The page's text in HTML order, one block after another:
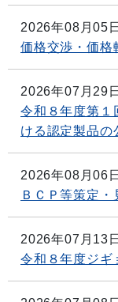
2026年08月05日
価格交渉・価格
2026年07月29日
令和８年度第１
ける認定製品の
2026年08月06日
ＢＣＰ等策定・
2026年07月13日
令和８年度ジギ